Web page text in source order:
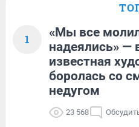
1
«Мы все
надеялись» —
известная
боролась со
недугом
23 568